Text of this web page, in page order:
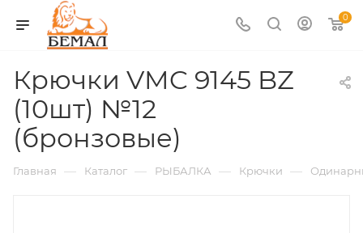
0
Крючки VMC 9145 BZ
(10шт) №12
(бронзовые)
Главная — Каталог — РЫБАЛКА — Крючки —